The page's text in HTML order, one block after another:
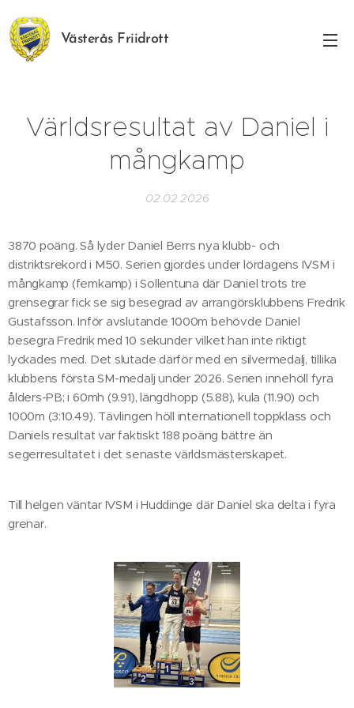
Västerås Friidrott
Världsresultat av Daniel i
mångkamp
02.02.2026
3870 poäng. Så lyder Daniel Berrs nya klubb- och
distriktsrekord i M50. Serien gjordes under lördagens IVSM i
mångkamp (femkamp) i Sollentuna där Daniel trots tre
grensegrar fick se sig besegrad av arrangörsklubbens Fredrik
Gustafsson. Inför avslutande 1000m behövde Daniel
besegra Fredrik med 10 sekunder vilket han inte riktigt
lyckades med. Det slutade därför med en silvermedalj, tillika
klubbens första SM-medalj under 2026. Serien innehöll fyra
ålders-PB; i 60mh (9.91), längdhopp (5.88), kula (11.90) och
1000m (3:10.49). Tävlingen höll internationell toppklass och
Daniels resultat var faktiskt 188 poäng bättre än
segerresultatet i det senaste världsmästerskapet.
Till helgen väntar IVSM i Huddinge där Daniel ska delta i fyra
grenar.